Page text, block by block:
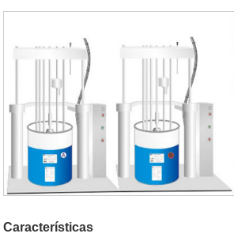
Características